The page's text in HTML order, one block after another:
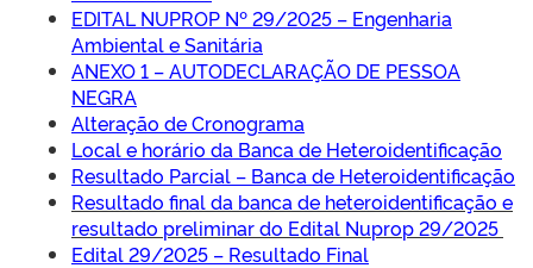
EDITAL NUPROP Nº 29/2025 – Engenharia
Ambiental e Sanitária
ANEXO 1 – AUTODECLARAÇÃO DE PESSOA
NEGRA
Alteração de Cronograma
Local e horário da Banca de Heteroidentificação
Resultado Parcial – Banca de Heteroidentificação
Resultado final da banca de heteroidentificação e
resultado preliminar do Edital Nuprop 29/2025
Edital 29/2025 – Resultado Final